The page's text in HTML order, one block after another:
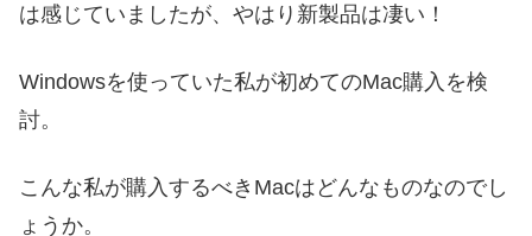
は感じていましたが、やはり新製品は凄い！
Windowsを使っていた私が初めてのMac購入を検
討。
こんな私が購入するべきMacはどんなものなのでし
ょうか。